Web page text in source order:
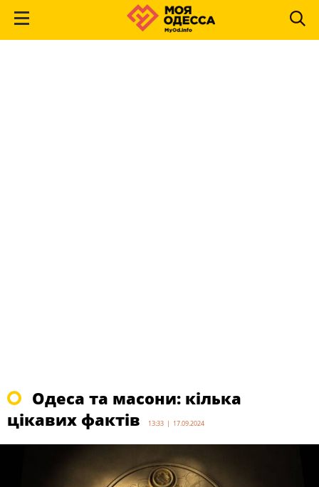
Одеса та масони: кілька
цікавих фактів
13:33 | 17.09.2024